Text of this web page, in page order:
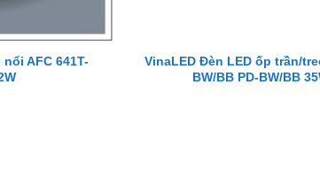
AFC 641T-
VinaLED Đèn LED ốp trần/
BW/BB PD-BW/BB